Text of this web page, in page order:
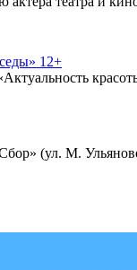
12+
(ул. М.